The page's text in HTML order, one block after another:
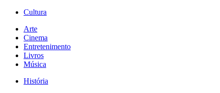
Cultura
Arte
Cinema
Entretenimento
Livros
Música
História